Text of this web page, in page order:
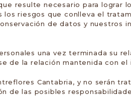
resulte necesario para lograr
riesgos que conlleva el
de datos y nuestros
una vez terminada su
de la relación mantenida con el
Cantabria, y no serán
de las posibles